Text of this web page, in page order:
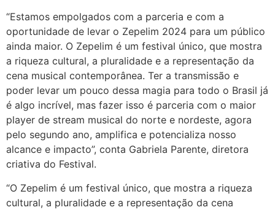
“Estamos empolgados com a parceria e com a
oportunidade de levar o Zepelim 2024 para um público
ainda maior. O Zepelim é um festival único, que mostra
a riqueza cultural, a pluralidade e a representação da
cena musical contemporânea. Ter a transmissão e
poder levar um pouco dessa magia para todo o Brasil já
é algo incrível, mas fazer isso é parceria com o maior
player de stream musical do norte e nordeste, agora
pelo segundo ano, amplifica e potencializa nosso
alcance e impacto”, conta Gabriela Parente, diretora
criativa do Festival.
“O Zepelim é um festival único, que mostra a riqueza
cultural, a pluralidade e a representação da cena